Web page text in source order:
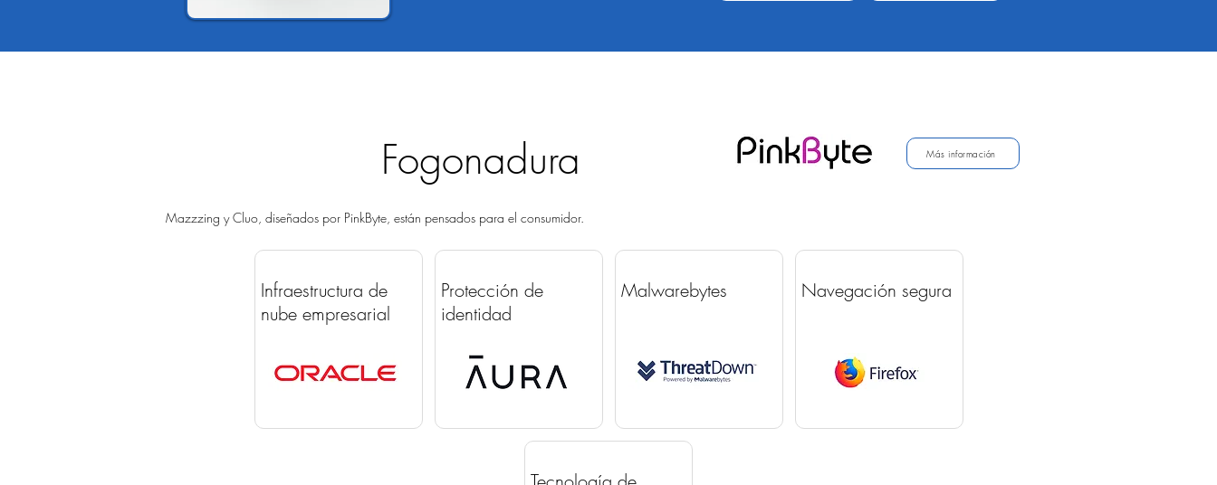
Fogonadura Más información
Mazzzing y Cluo, diseñados por PinkByte, están pensados para el consumidor.
Infraestructura de
nube empresarial
Protección de
identidad
Malwarebytes Navegación segura